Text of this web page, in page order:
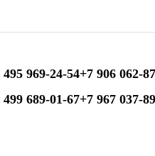
495 969-24-54
499 689-01-67
+7 906 062-
+7 967 037-